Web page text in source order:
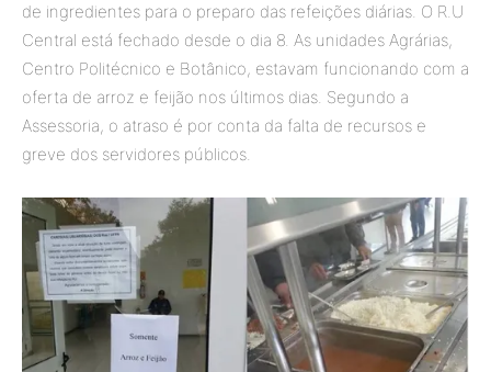
de ingredientes para o preparo das refeições diárias. O R.U
Central está fechado desde o dia 8. As unidades Agrárias,
Centro Politécnico e Botânico, estavam funcionando com a
oferta de arroz e feijão nos últimos dias. Segundo a
Assessoria, o atraso é por conta da falta de recursos e
greve dos servidores públicos.